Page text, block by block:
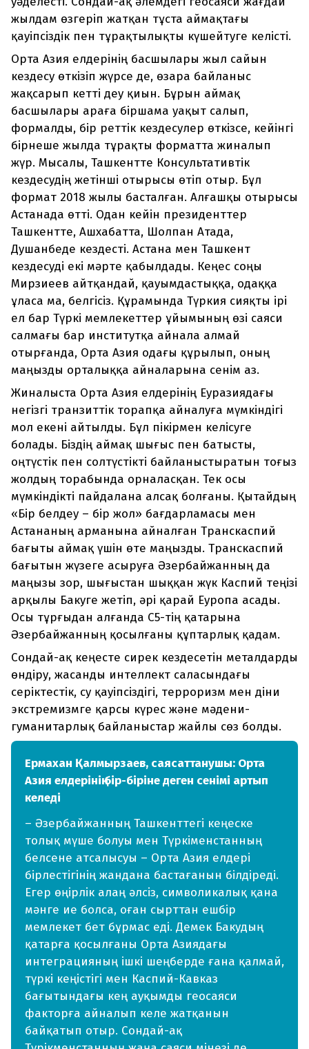
жылдам өзгеріп жатқан тұста аймақтағы
қауіпсіздік пен тұрақтылықты күшейтуге келісті.
Орта Азия елдерінің басшылары жыл сайын
кездесу өткізіп жүрсе де, өзара байланыс
жақсарып кетті деу қиын. Бұрын аймақ
басшылары араға біршама уақыт салып,
формалды, бір реттік кездесулер өткізсе, кейінгі
бірнеше жылда тұрақты форматта жиналып
жүр. Мысалы, Ташкентте Консультативтік
кездесудің жетінші отырысы өтіп отыр. Бұл
формат 2018 жылы басталған. Алғашқы отырысы
Астанада өтті. Одан кейін президенттер
Ташкентте, Ашхабатта, Шолпан Атада,
Душанбеде кездесті. Астана мен Ташкент
кездесуді екі мәрте қабылдады. Кеңес соңы
Мирзиеев айтқандай, қауымдастыққа, одаққа
ұласа ма, белгісіз. Құрамында Түркия сияқты ірі
ел бар Түркі мемлекеттер ұйымының өзі саяси
салмағы бар институтқа айнала алмай
отырғанда, Орта Азия одағы құрылып, оның
маңызды орталыққа айналарына сенім аз.
Жиналыста Орта Азия елдерінің Еуразиядағы
негізгі транзиттік торапқа айналуға мүмкіндігі
мол екені айтылды. Бұл пікірмен келісуге
болады. Біздің аймақ шығыс пен батысты,
оңтүстік пен солтүстікті байланыстыратын тоғыз
жолдың торабында орналасқан. Тек осы
мүмкіндікті пайдалана алсақ болғаны. Қытайдың
«Бір белдеу – бір жол» бағдарламасы мен
Астананың арманына айналған Транскаспий
бағыты аймақ үшін өте маңызды. Транскаспий
бағытын жүзеге асыруға Әзербайжанның да
маңызы зор, шығыстан шыққан жүк Каспий теңізі
арқылы Бакуге жетіп, әрі қарай Еуропа асады.
Осы тұрғыдан алғанда C5-тің қатарына
Әзербайжанның қосылғаны құптарлық қадам.
Сондай-ақ кеңесте сирек кездесетін металдарды
өндіру, жасанды интеллект саласындағы
серіктестік, су қауіпсіздігі, терроризм мен діни
экстремизмге қарсы күрес және мәдени-
гуманитарлық байланыстар жайлы сөз болды.
Ермахан Қалмырзаев, саясаттанушы: Орта
Азия елдерінің бір-біріне деген сенімі артып
келеді
– Әзербайжанның Ташкенттегі кеңеске
толық мүше болуы мен Түркіменстанның
белсене атсалысуы – Орта Азия елдері
бірлестігінің жандана бастағанын білдіреді.
Егер өңірлік алаң әлсіз, символикалық қана
мәнге ие болса, оған сырттан ешбір
мемлекет бет бұрмас еді. Демек Бакудың
қатарға қосылғаны Орта Азиядағы
интеграцияның ішкі шеңберде ғана қалмай,
түркі кеңістігі мен Каспий-Кавказ
бағытындағы кең ауқымды геосаяси
факторға айналып келе жатқанын
байқатып отыр. Сондай-ақ